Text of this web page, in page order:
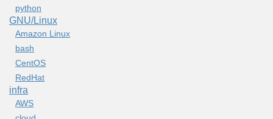
python
GNU/Linux
Amazon Linux
bash
CentOS
RedHat
infra
AWS